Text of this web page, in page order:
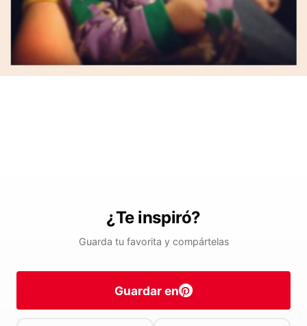
¿Te inspiró?
Guarda tu favorita y compártelas
Guardar en